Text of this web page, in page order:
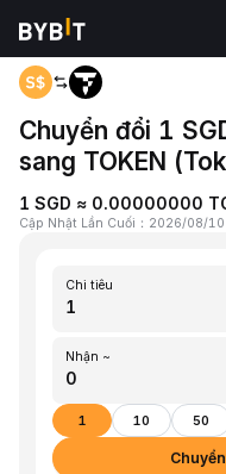
Trang chủ
Chuyển đổi 1
sang TOKEN
1 SGD ≈ 0.00000000
Cập Nhật Lần Cuối ： 2026/08/
Chi tiêu
Nhận ~
1 10 50